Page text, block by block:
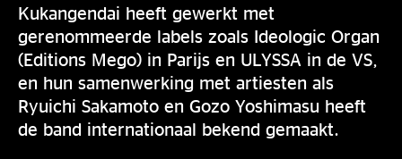
Kukangendai heeft gewerkt met
gerenommeerde labels zoals Ideologic Organ
(Editions Mego) in Parijs en ULYSSA in de VS,
en hun samenwerking met artiesten als
Ryuichi Sakamoto en Gozo Yoshimasu heeft
de band internationaal bekend gemaakt.